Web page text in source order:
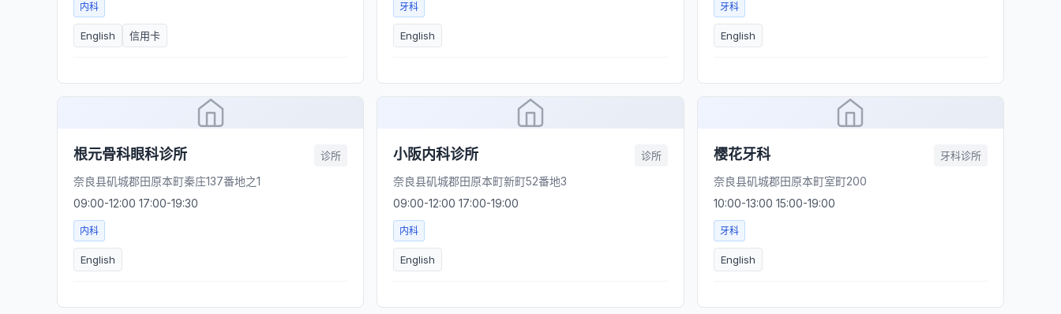
内科
English 信用卡
牙科
English
牙科
English
根元骨科眼科诊所 诊所
奈良县矶城郡田原本町秦庄137番地之1
09:00-12:00 17:00-19:30
内科
English
小阪内科诊所 诊所
奈良县矶城郡田原本町新町52番地3
09:00-12:00 17:00-19:00
内科
English
樱花牙科 牙科诊所
奈良县矶城郡田原本町室町200
10:00-13:00 15:00-19:00
牙科
English